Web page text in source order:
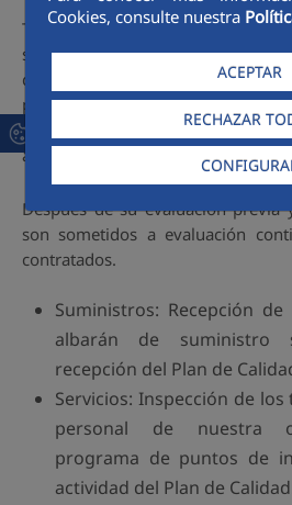
Cookies, consulte nuestra
ACEPTAR
RECHAZAR
Todos los Proveedores o
son sometidos a una
compra o subcontratación.
proceso queda registrado,
media con los criterios evaluados
al proveedor a nivel de
Después de su evaluación previa
son sometidos a evaluación
contratados.
Suministros: Recepción
albarán de suministro
recepción del Plan de
Servicios: Inspección de
personal de nuestra
programa de puntos de
actividad del Plan de